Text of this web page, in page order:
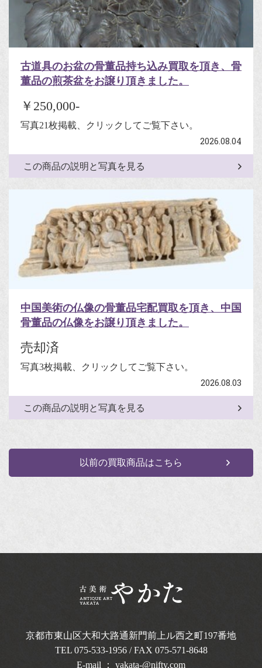
古道具のお盆の骨董品持ち込み買取を頂き、骨
董品の煎茶盆をお譲り頂きました。
￥250,000-
写真21枚掲載、クリックしてご覧下さい。
2026.08.04
この商品の説明と写真を見る
中国美術の仏像の骨董品宅配買取を頂き、中国
骨董品の仏像をお譲り頂きました。
売却済
写真3枚掲載、クリックしてご覧下さい。
2026.08.03
この商品の説明と写真を見る
以前の買取商品はこちら
京都市東山区大和大路通新門前上ル西之町197番地
TEL 075-533-1956/ FAX 075-571-8648
E-mail ： yakata-@nifty.com